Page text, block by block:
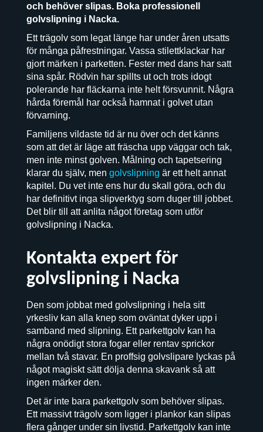
och behöver slipas. Boka professionell
golvslipning i Nacka.
Ett trägolv som legat länge har under åren utsatts
för många påfrestningar. Vassa stilettklackar har
gjort märken i parketten. Fester med dans har satt
sina spår. Rödvin har spillts ut och trots idogt
polerande har fläckarna inte helt försvunnit. Några
hårda föremål har också hamnat i golvet utan
förvarning.
Familjens vildaste tid är nu över och det känns
som att det är läge att fräscha upp väggar och tak,
men inte minst golven. Målning och tapetsering
klarar du själv, men golvslipning är ett helt annat
kapitel. Du vet inte ens hur du skall göra, och du
har definitivt inga slipverktyg som duger till jobbet.
Det blir till att anlita något företag som utför
golvslipning i Nacka.
Kontakta expert för
golvslipning i Nacka
Den som jobbat med golvslipning i hela sitt
yrkesliv kan alla knep som oväntat dyker upp i
samband med slipning. Ett parkettgolv kan ha
några onödigt stora fogar eller rentav sprickor
mellan två stavar. En proffsig golvslipare lyckas på
något magiskt sätt dölja denna skavank så att
ingen märker den.
Det är inte bara parkettgolv som behöver slipas.
Ett massivt trägolv som ligger i plankor kan slipas
flera gånger under sin livstid. Parkettgolv kan inte